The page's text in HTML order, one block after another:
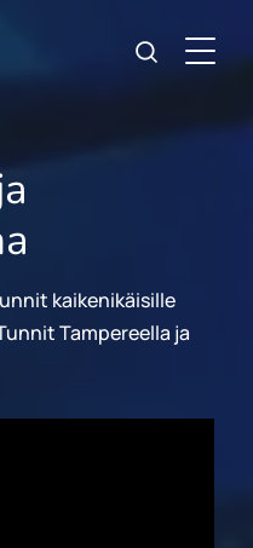
kaikenikäisille
Tampereella ja